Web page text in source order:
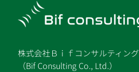
株式会社Ｂｉｆコンサルティング
（Bif Consulting Co., Ltd.）